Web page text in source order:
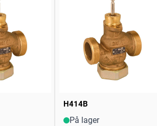
H414B
På lager